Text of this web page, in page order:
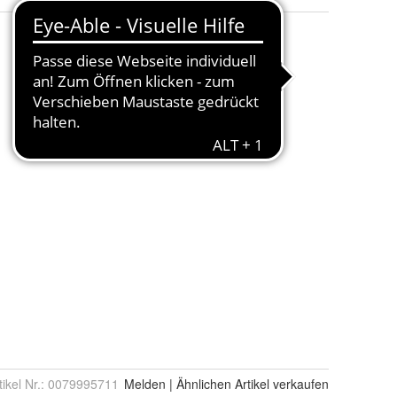
Nr.: 0079995711 Melden | Ähnlichen Artikel verkaufen